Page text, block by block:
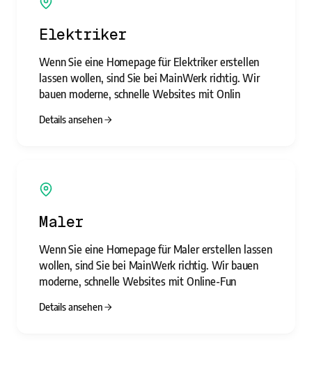
Elektriker
Wenn Sie eine Homepage für Elektriker erstellen
lassen wollen, sind Sie bei MainWerk richtig. Wir
bauen moderne, schnelle Websites mit Onlin
Details ansehen
Maler
Wenn Sie eine Homepage für Maler erstellen lassen
wollen, sind Sie bei MainWerk richtig. Wir bauen
moderne, schnelle Websites mit Online-Fun
Details ansehen